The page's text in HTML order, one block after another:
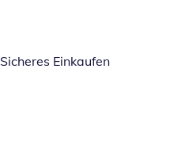
Sicheres Einkaufen